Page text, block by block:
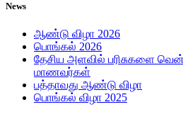
News
ஆண்டு விழா 2026
பொங்கல் 2026
தேசிய அளவில் பரிசுகளை
மாணவர்கள்
பத்தாவது ஆண்டு விழா
பொங்கல் விழா 2025